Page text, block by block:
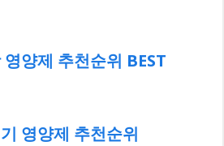
양제 추천순위 BEST
영양제 추천순위